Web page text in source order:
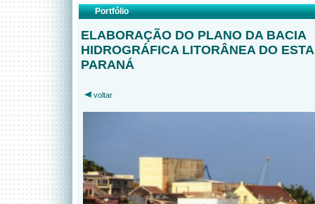
Portfólio
ELABORAÇÃO DO PLANO DA BACIA
HIDROGRÁFICA LITORÂNEA DO
PARANÁ
voltar